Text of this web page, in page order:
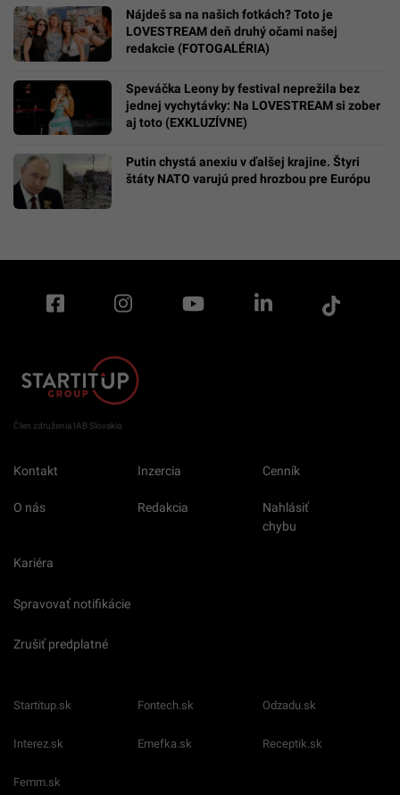
Nájdeš sa na našich fotkách? Toto je
LOVESTREAM deň druhý očami našej
redakcie (FOTOGALÉRIA)
Speváčka Leony by festival neprežila bez
jednej vychytávky: Na LOVESTREAM si zober
aj toto (EXKLUZÍVNE)
Putin chystá anexiu v ďalšej krajine. Štyri
štáty NATO varujú pred hrozbou pre Európu
Člen združenia IAB Slovakia
Kontakt Inzercia Cenník
O nás Redakcia
Nahlásiť
chybu
Kariéra
Spravovať notifikácie
Zrušiť predplatné
Startitup.sk Fontech.sk Odzadu.sk
Interez.sk Emefka.sk Receptik.sk
Femm.sk